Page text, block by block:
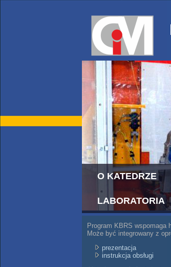
O KATEDRZE
LABORATORIA
Program KBRS wspomaga
Może być integrowany z
prezentacja
instrukcja obsługi